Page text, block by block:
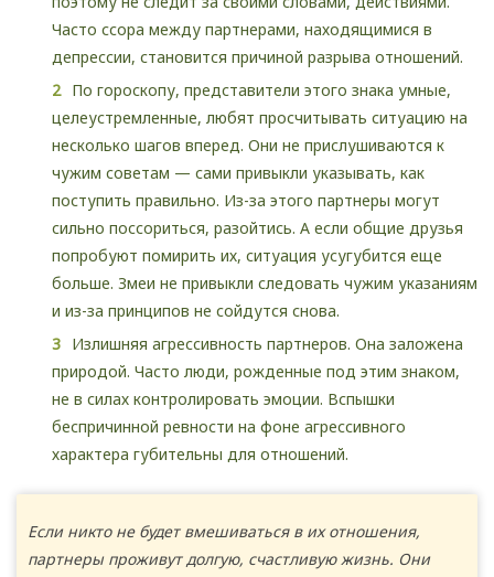
Часто ссора между партнерами, находящимися в
депрессии, становится причиной разрыва отношений.
По гороскопу, представители этого знака умные,
целеустремленные, любят просчитывать ситуацию на
несколько шагов вперед. Они не прислушиваются к
чужим советам — сами привыкли указывать, как
поступить правильно. Из-за этого партнеры могут
сильно поссориться, разойтись. А если общие друзья
попробуют помирить их, ситуация усугубится еще
больше. Змеи не привыкли следовать чужим указаниям
и из-за принципов не сойдутся снова.
Излишняя агрессивность партнеров. Она заложена
природой. Часто люди, рожденные под этим знаком,
не в силах контролировать эмоции. Вспышки
беспричинной ревности на фоне агрессивного
характера губительны для отношений.
Если никто не будет вмешиваться в их отношения,
партнеры проживут долгую, счастливую жизнь. Они